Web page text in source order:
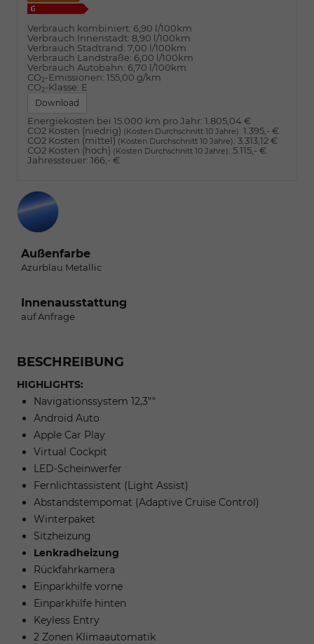
Verbrauch kombiniert: 6,90 l/100km
Verbrauch Innenstadt: 8,90 l/100km
Verbrauch Stadtrand: 7,00 l/100km
Verbrauch Landstraße: 6,00 l/100km
Verbrauch Autobahn: 6,70 l/100km
CO2-Emissionen: 155,00 g/km
CO2-Klasse: E
Download
Energiekosten bei 15.000 km pro Jahr: 1.805,04 €
CO2 Kosten (niedrig) (Kosten Durchschnitt 10 Jahre): 1.395,- €
CO2 Kosten (mittel) (Kosten Durchschnitt 10 Jahre): 3.313,12 €
CO2 Kosten (hoch) (Kosten Durchschnitt 10 Jahre): 5.115,- €
Jahressteuer: 166,- €
Außenfarbe
Azurblau Metallic
Innenausstattung
auf Anfrage
BESCHREIBUNG
HIGHLIGHTS:
Navigationssystem 12,3""
Android Auto
Apple Car Play
Virtual Cockpit
LED-Scheinwerfer
Fernlichtassistent (Light Assist)
Abstandstempomat (Adaptive Cruise Control)
Winterpaket
Sitzheizung
Lenkradheizung
Rückfahrkamera
Einparkhilfe vorne
Einparkhilfe hinten
Keyless Entry
2 Zonen Klimaautomatik